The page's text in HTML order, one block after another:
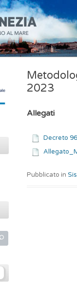
2023
Allegati
Decreto
Pubblicato in